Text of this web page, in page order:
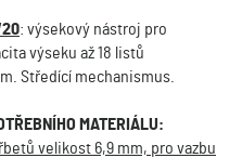
: výsekový nástroj pro
výseku až 18 listů
Středící mechanismus.
MATERIÁLU:
velikost 6,9 mm, pro vazbu